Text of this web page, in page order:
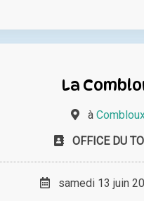
La
à
OFFICE DU
samedi 13 juin